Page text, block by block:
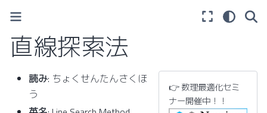
直線探索法
👉 数理最適化セミ
ナー開催中！！
読み: ちょくせんたんさくほ
う